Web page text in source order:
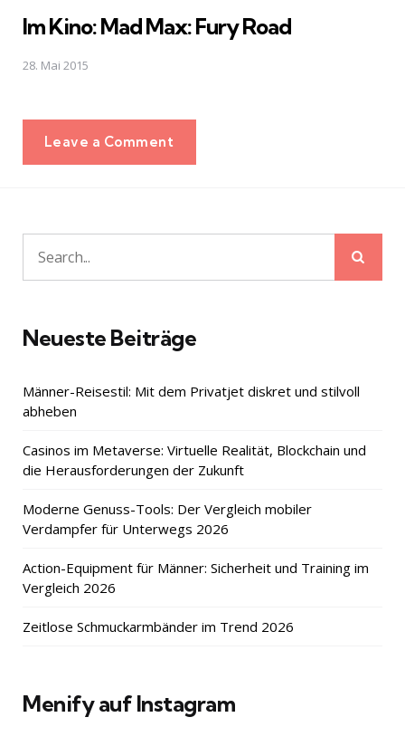
Im Kino: Mad Max: Fury Road
28. Mai 2015
Leave a Comment
Search
for:
Neueste Beiträge
Männer-Reisestil: Mit dem Privatjet diskret und stilvoll
abheben
Casinos im Metaverse: Virtuelle Realität, Blockchain und
die Herausforderungen der Zukunft
Moderne Genuss-Tools: Der Vergleich mobiler
Verdampfer für Unterwegs 2026
Action-Equipment für Männer: Sicherheit und Training im
Vergleich 2026
Zeitlose Schmuckarmbänder im Trend 2026
Menify auf Instagram